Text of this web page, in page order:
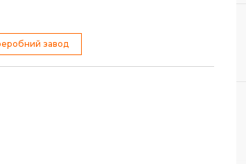
завод